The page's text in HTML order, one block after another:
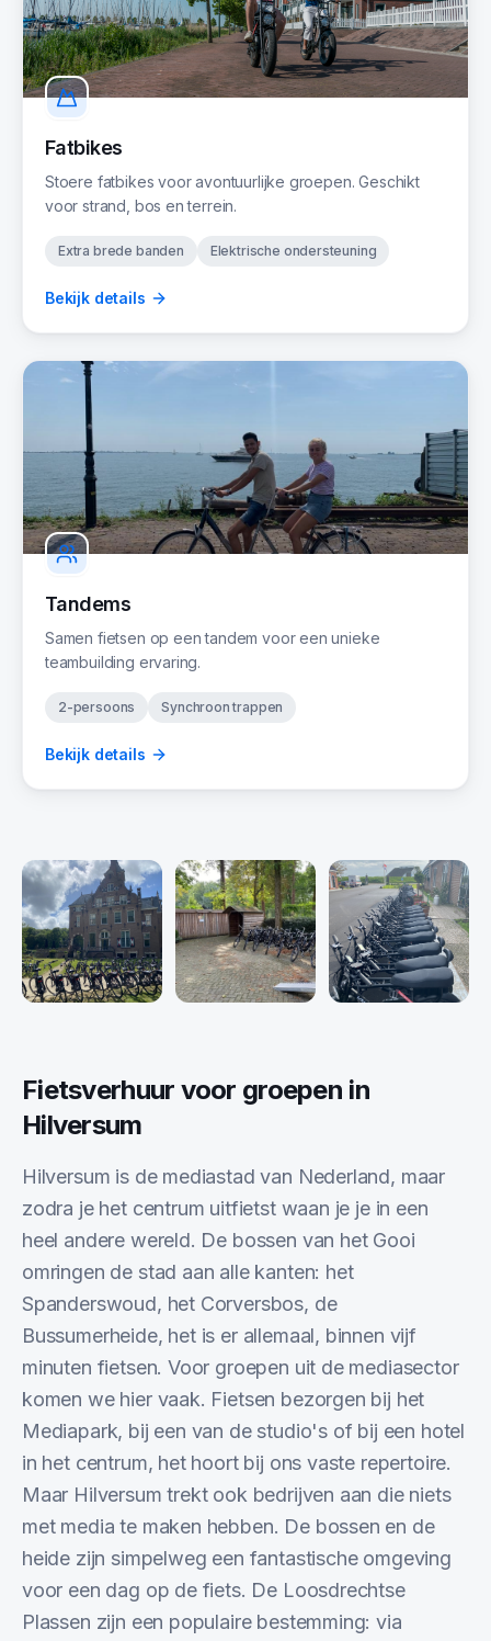
Fatbikes
Stoere fatbikes voor avontuurlijke groepen. Geschikt
voor strand, bos en terrein.
Extra brede banden Elektrische ondersteuning
Bekijk details
Tandems
Samen fietsen op een tandem voor een unieke
teambuilding ervaring.
2-persoons Synchroon trappen
Bekijk details
Fietsverhuur voor groepen in
Hilversum
Hilversum is de mediastad van Nederland, maar
zodra je het centrum uitfietst waan je je in een
heel andere wereld. De bossen van het Gooi
omringen de stad aan alle kanten: het
Spanderswoud, het Corversbos, de
Bussumerheide, het is er allemaal, binnen vijf
minuten fietsen. Voor groepen uit de mediasector
komen we hier vaak. Fietsen bezorgen bij het
Mediapark, bij een van de studio's of bij een hotel
in het centrum, het hoort bij ons vaste repertoire.
Maar Hilversum trekt ook bedrijven aan die niets
met media te maken hebben. De bossen en de
heide zijn simpelweg een fantastische omgeving
voor een dag op de fiets. De Loosdrechtse
Plassen zijn een populaire bestemming: via